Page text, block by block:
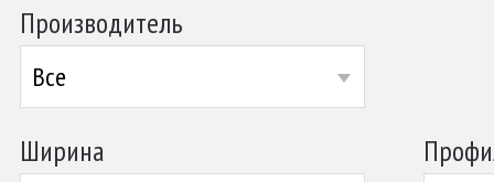
Производитель
Все
Ширина